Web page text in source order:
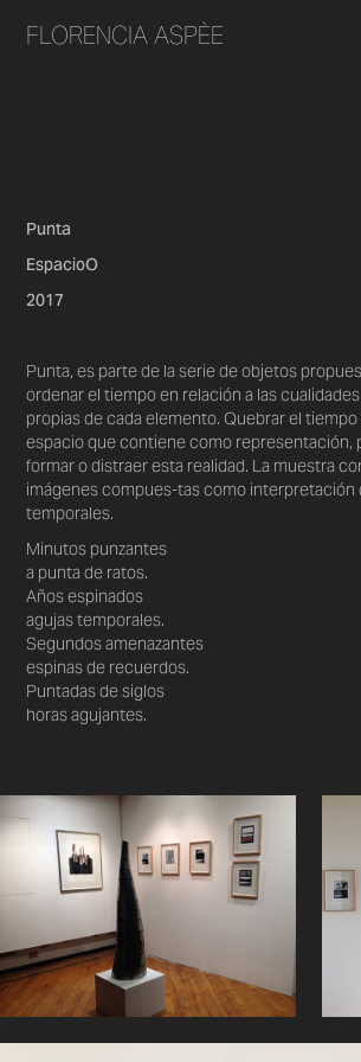
FLORENCIA ASPÈE
Punta
EspacioO
2017
Punta, es parte de la serie de objetos
ordenar el tiempo en relación a las
propias de cada elemento. Quebrar el tiempo
espacio que contiene como representación,
formar o distraer esta realidad. La muestra
imágenes compues-tas como interpretación
temporales.
Minutos punzantes
a punta de ratos.
Años espinados
agujas temporales.
Segundos amenazantes
espinas de recuerdos.
Puntadas de siglos
horas agujantes.